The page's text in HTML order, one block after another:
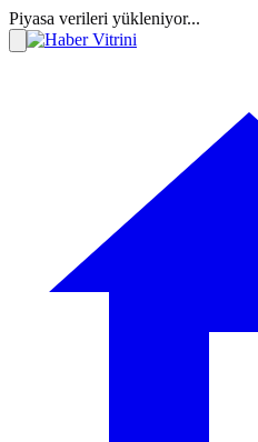
Piyasa verileri yükleniyor...